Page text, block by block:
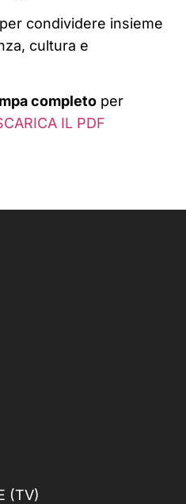
condividere insieme
cultura e
completo per
IL PDF
(TV)